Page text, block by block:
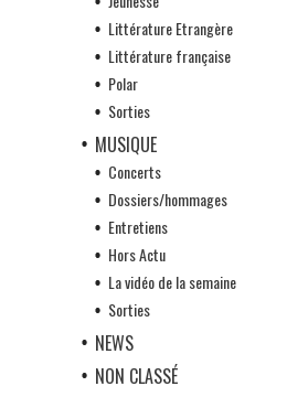
Littérature Etrangère
Littérature française
Polar
Sorties
MUSIQUE
Concerts
Dossiers/hommages
Entretiens
Hors Actu
La vidéo de la semaine
Sorties
NEWS
NON CLASSÉ